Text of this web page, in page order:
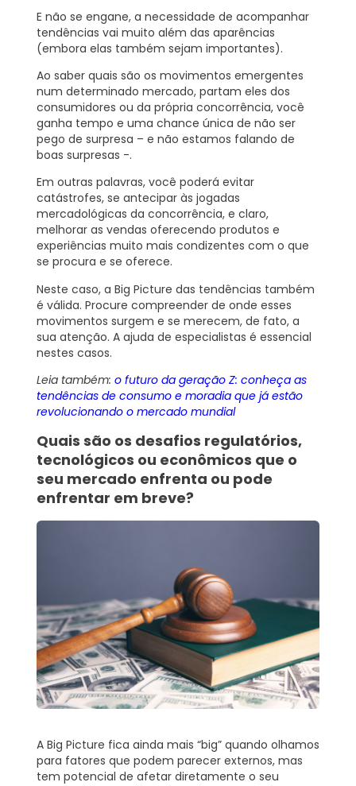
E não se engane, a necessidade de acompanhar
tendências vai muito além das aparências
(embora elas também sejam importantes).
Ao saber quais são os movimentos emergentes
num determinado mercado, partam eles dos
consumidores ou da própria concorrência, você
ganha tempo e uma chance única de não ser
pego de surpresa – e não estamos falando de
boas surpresas -.
Em outras palavras, você poderá evitar
catástrofes, se antecipar às jogadas
mercadológicas da concorrência, e claro,
melhorar as vendas oferecendo produtos e
experiências muito mais condizentes com o que
se procura e se oferece.
Neste caso, a Big Picture das tendências também
é válida. Procure compreender de onde esses
movimentos surgem e se merecem, de fato, a
sua atenção. A ajuda de especialistas é essencial
nestes casos.
Leia também: o futuro da geração Z: conheça as
tendências de consumo e moradia que já estão
revolucionando o mercado mundial
Quais são os desafios regulatórios,
tecnológicos ou econômicos que o
seu mercado enfrenta ou pode
enfrentar em breve?
A Big Picture fica ainda mais “big” quando olhamos
para fatores que podem parecer externos, mas
tem potencial de afetar diretamente o seu